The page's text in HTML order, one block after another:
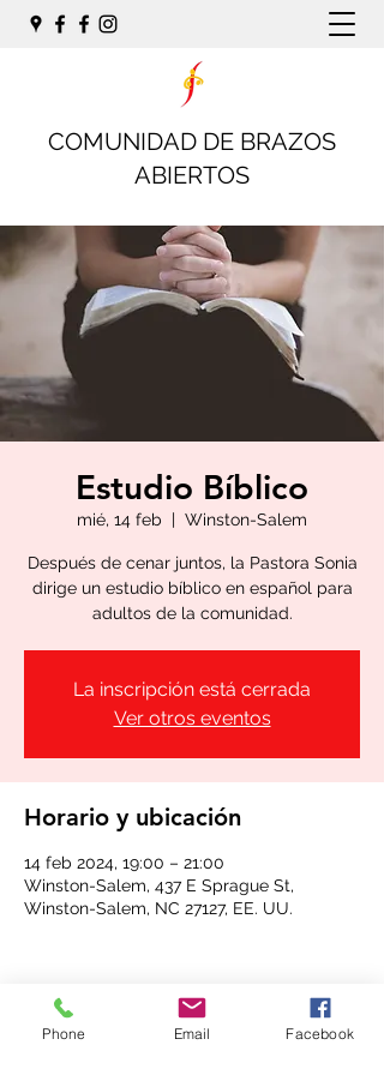
COMUNIDAD DE BRAZOS
ABIERTOS
Estudio Bíblico
mié, 14 feb
  |
Winston-Salem
Después de cenar juntos, la Pastora Sonia
dirige un estudio bíblico en español para
adultos de la comunidad.
La inscripción está cerrada
Ver otros eventos
Horario y ubicación
14 feb 2024, 19:00 – 21:00
Winston-Salem, 437 E Sprague St,
Winston-Salem, NC 27127, EE. UU.
Compartir este evento
Phone Email Facebook